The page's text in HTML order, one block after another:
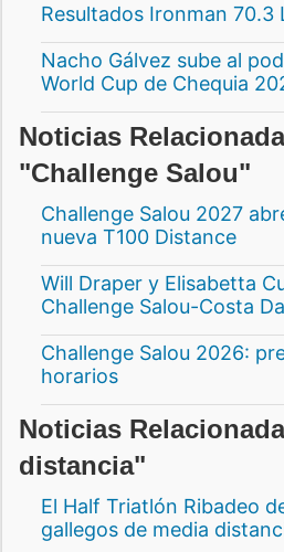
Resultados Ironman 70.3
Nacho Gálvez sube al
World Cup de Chequia
Noticias
"Challenge Salou"
Challenge Salou 2027
nueva T100 Distance
Will Draper y Elisabetta
Challenge Salou-Costa
Challenge Salou 2026:
horarios
Noticias
distancia"
El Half Triatlón Ribadeo
gallegos de media